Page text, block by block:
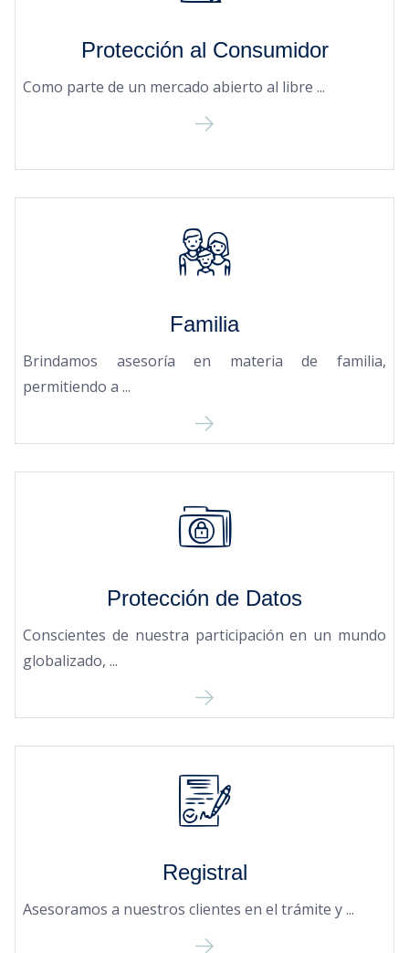
Protección al Consumidor
Como parte de un mercado abierto al libre ...
Familia
Brindamos asesoría en materia de familia,
permitiendo a ...
Protección de Datos
Conscientes de nuestra participación en un mundo
globalizado, ...
Registral
Asesoramos a nuestros clientes en el trámite y ...